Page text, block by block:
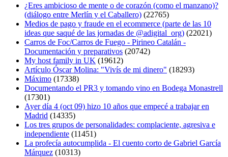
¿Eres ambicioso de mente o de corazón (como el manzano)?
(diálogo entre Merlín y el Caballero) (22765)
Medios de pago y fraude en el ecommerce (parte de las 10
ideas que saqué de las jornadas de @adigital_org) (22021)
Carros de Foc/Carros de Fuego - Pirineo Catalán -
Documentación y preparativos (20742)
My host family in UK (19612)
Artículo Óscar Molina: "Vivís de mi dinero" (18293)
Máximo (17338)
Documentando el PR3 y tomando vino en Bodega Monastrell
(17301)
Ayer día 4 (oct 09) hizo 10 años que empecé a trabajar en
Madrid (14335)
Los tres grupos de personalidades: complaciente, agresiva e
independiente (11451)
La profecía autocumplida - El cuento corto de Gabriel García
Márquez (10313)